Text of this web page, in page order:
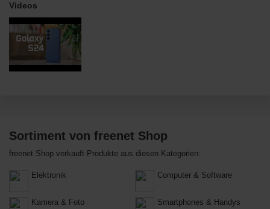
Videos
Sortiment von freenet Shop
freenet Shop verkauft Produkte aus diesen Kategorien:
Elektronik Computer & Software
Kamera & Foto Smartphones & Handys